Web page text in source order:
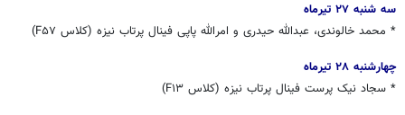
سه شنبه ۲۷ تیرماه
* محمد خالوندی، عبدالله حیدری و امرالله پاپی فینال پرتاب نیزه (کلاس F۵۷)
چهارشنبه ۲۸ تیرماه
* سجاد نیک پرست فینال پرتاب نیزه (کلاس F۱۳)